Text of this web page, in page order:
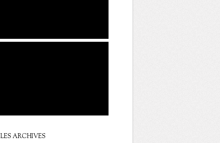
ARCHIVES